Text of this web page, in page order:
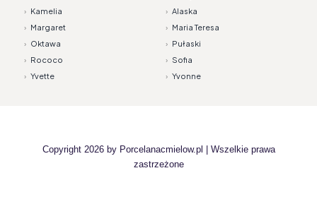
› Kamelia › Alaska
› Margaret › Maria Teresa
› Oktawa › Pułaski
› Rococo › Sofia
› Yvette › Yvonne
Copyright 2026 by Porcelanacmielow.pl | Wszelkie prawa
zastrzeżone